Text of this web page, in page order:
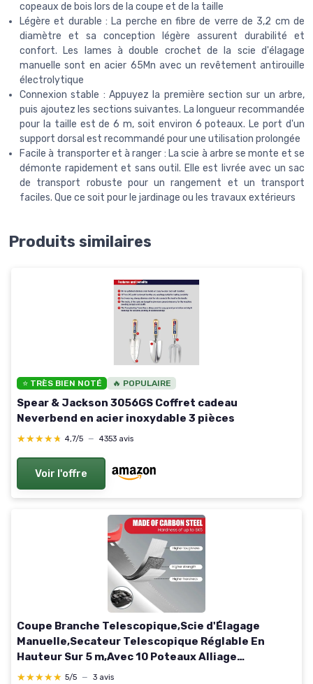
copeaux de bois lors de la coupe et de la taille
Légère et durable : La perche en fibre de verre de 3,2 cm de
diamètre et sa conception légère assurent durabilité et
confort. Les lames à double crochet de la scie d'élagage
manuelle sont en acier 65Mn avec un revêtement antirouille
électrolytique
Connexion stable : Appuyez la première section sur un arbre,
puis ajoutez les sections suivantes. La longueur recommandée
pour la taille est de 6 m, soit environ 6 poteaux. Le port d'un
support dorsal est recommandé pour une utilisation prolongée
Facile à transporter et à ranger : La scie à arbre se monte et se
démonte rapidement et sans outil. Elle est livrée avec un sac
de transport robuste pour un rangement et un transport
faciles. Que ce soit pour le jardinage ou les travaux extérieurs
Produits similaires
⭐ TRÈS BIEN NOTÉ 🔥 POPULAIRE
Spear & Jackson 3056GS Coffret cadeau
Neverbend en acier inoxydable 3 pièces
★★★★★
★★★★★ 4,7/5 — 4353 avis
Voir l'offre
Coupe Branche Telescopique,Scie d'Élagage
Manuelle,Secateur Telescopique Réglable En
Hauteur Sur 5 m,Avec 10 Poteaux Alliage
Aluminium Pour Élagage Coupe Branches Hautes
★★★★★
★★★★★ 5/5 — 3 avis